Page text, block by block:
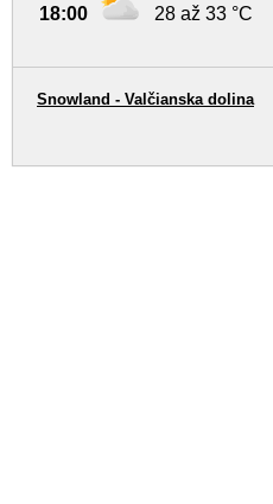
18:00 28 až 33 °C
Snowland - Valčianska dolina